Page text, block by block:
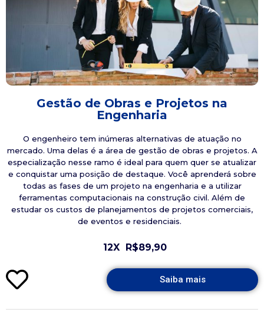
Gestão de Obras e Projetos na
Engenharia
O engenheiro tem inúmeras alternativas de atuação no
mercado. Uma delas é a área de gestão de obras e projetos. A
especialização nesse ramo é ideal para quem quer se atualizar
e conquistar uma posição de destaque. Você aprenderá sobre
todas as fases de um projeto na engenharia e a utilizar
ferramentas computacionais na construção civil. Além de
estudar os custos de planejamentos de projetos comerciais,
de eventos e residenciais.
12X R$89,90
Saiba mais